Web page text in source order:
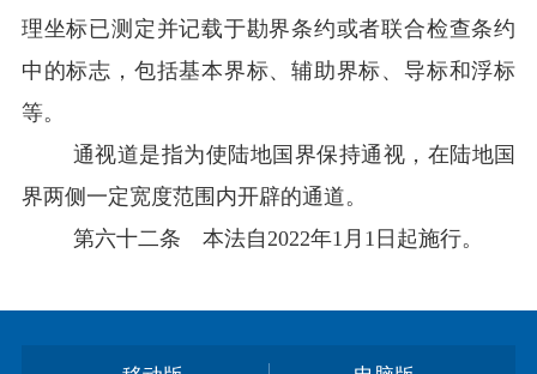
理坐标已测定并记载于勘界条约或者联合检查条约
中的标志，包括基本界标、辅助界标、导标和浮标
等。
通视道是指为使陆地国界保持通视，在陆地国
界两侧一定宽度范围内开辟的通道。
第六十二条 本法自2022年1月1日起施行。